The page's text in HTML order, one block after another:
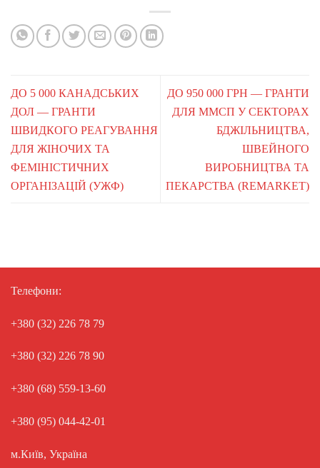
ДО 5 000 КАНАДСЬКИХ
ДОЛ — ГРАНТИ
ШВИДКОГО РЕАГУВАННЯ
ДЛЯ ЖІНОЧИХ ТА
ФЕМІНІСТИЧНИХ
ОРГАНІЗАЦІЙ (УЖФ)
ДО 950 000 ГРН — ГРАНТИ
ДЛЯ ММСП У СЕКТОРАХ
БДЖІЛЬНИЦТВА,
ШВЕЙНОГО
ВИРОБНИЦТВА ТА
ПЕКАРСТВА (REMARKET)
Телефони:
+380 (32) 226 78 79
+380 (32) 226 78 90
+380 (68) 559-13-60
+380 (95) 044-42-01
м.Київ, Україна